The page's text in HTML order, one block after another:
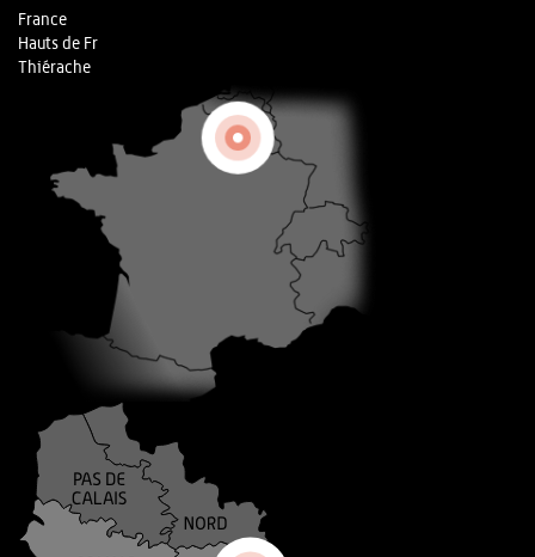
France
Hauts de Fr
Thiérache